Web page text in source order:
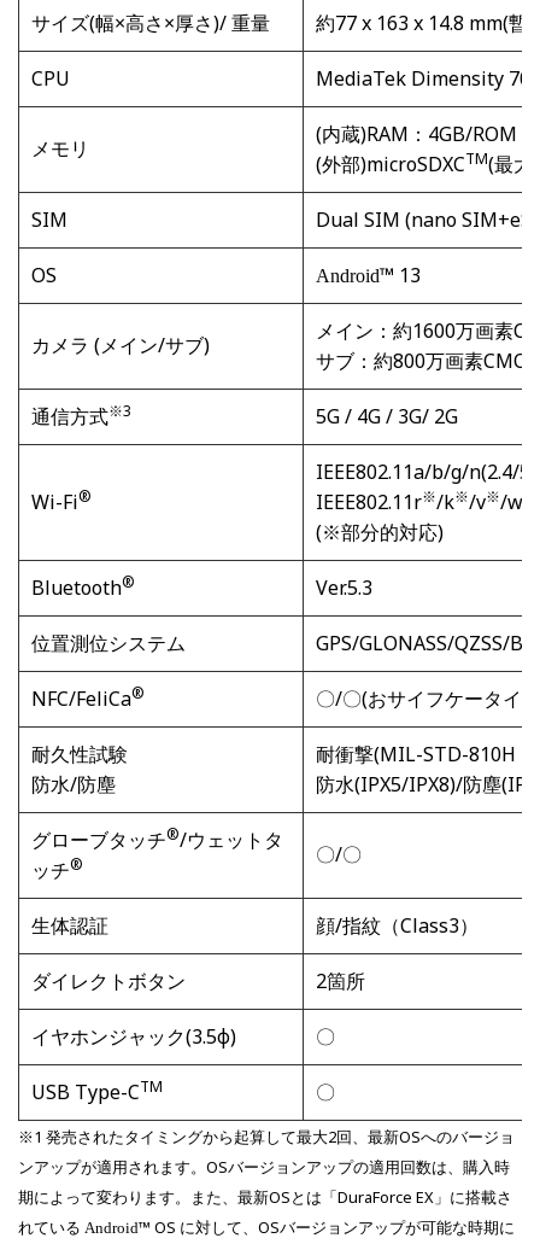
サイズ(幅×高さ×厚さ)/ 重量 約77 x 163 x 14.8 mm(暫
CPU MediaTek Dimensity
メモリ
(内蔵)RAM：4GB/ROM
(外部)microSDXCTM(最大
SIM Dual SIM (nano
OS Android™ 13
カメラ (メイン/サブ)
メイン：約1600万画素
サブ：約800万画素CMOS
通信方式※3 5G / 4G / 3G/ 2G
Wi-Fi®
IEEE802.11a/b/g/n(2.4/
IEEE802.11r※/k※/v※/
(※部分的対応)
Bluetooth® Ver.5.3
位置測位システム GPS/GLONASS/QZSS/
NFC/FeliCa® 〇/〇(おサイフケータイ
耐久性試験
防水/防塵
耐衝撃(MIL-STD-810H
防水(IPX5/IPX8)/防塵
グローブタッチ®/ウェットタ
ッチ® 〇/〇
生体認証 顔/指紋（Class3）
ダイレクトボタン 2箇所
イヤホンジャック(3.5φ) 〇
USB Type-CTM 〇
※1 発売されたタイミングから起算して最大2回、最新OSへのバージョ
ンアップが適用されます。OSバージョンアップの適用回数は、購入時
期によって変わります。また、最新OSとは「DuraForce EX」に搭載さ
れている Android™ OS に対して、OSバージョンアップが可能な時期に